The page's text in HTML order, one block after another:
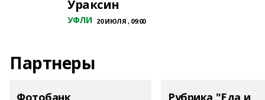
Ураксин
УФЛИ 20 ИЮЛЯ , 09:00
Партнеры
Фотобанк Рубрика "Еда и